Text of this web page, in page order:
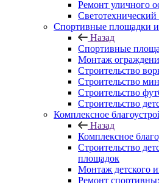
Ремонт уличного
Спортивные площадки
Назад
Спортивные
Монтаж
Строительство
Строительство
Строительство
Строительство
Комплексное
Назад
Комплексное
Строительство
площадок
Монтаж детского
Ремонт